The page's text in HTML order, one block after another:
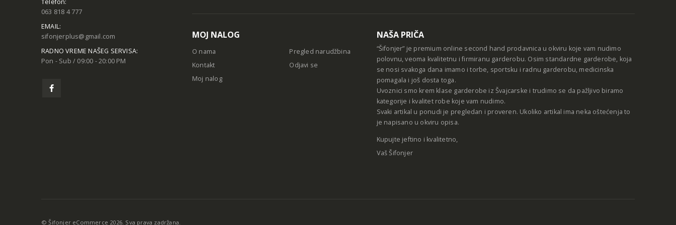
063 818 4 777
EMAIL:
sifonjerplus@gmail.com
RADNO VREME NAŠEG SERVISA:
Pon - Sub / 09:00 - 20:00 PM
MOJ NALOG
O nama
Kontakt
Moj nalog
Pregled narudžbina
Odjavi se
NAŠA PRIČA
“Šifonjer” je premium online second hand prodavnica u okviru koje vam nudimo
polovnu, veoma kvalitetnu i firmiranu garderobu. Osim standardne garderobe, koja
se nosi svakoga dana imamo i torbe, sportsku i radnu garderobu, medicinska
pomagala i još dosta toga.
Uvoznici smo krem klase garderobe iz Švajcarske i trudimo se da pažljivo biramo
kategorije i kvalitet robe koje vam nudimo.
Svaki artikal u ponudi je pregledan i proveren. Ukoliko artikal ima neka oštećenja to
je napisano u okviru opisa.
Kupujte jeftino i kvalitetno,
Vaš Šifonjer
© Šifonjer eCommerce 2026. Sva prava zadržana.